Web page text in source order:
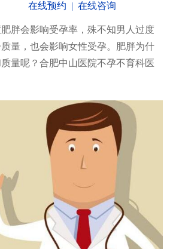
在线预约 | 在线咨询
胖会影响受孕率，殊不知男人过度
量，也会影响女性受孕。肥胖为什
量呢？合肥中山医院不孕不育科医